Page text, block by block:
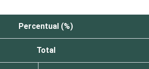
Percentual (%)
Total